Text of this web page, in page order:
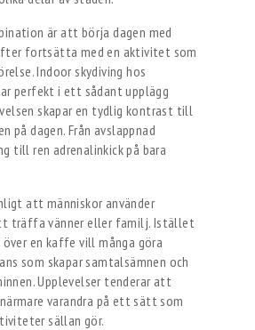
är att börja dagen med
fortsätta med en aktivitet som
Indoor skydiving hos
perfekt i ett sådant upplägg
skapar en tydlig kontrast till
på dagen. Från avslappnad
till ren adrenalinkick på bara
att människor använder
träffa vänner eller familj. Istället
en kaffe vill många göra
som skapar samtalsämnen och
Upplevelser tenderar att
varandra på ett sätt som
sällan gör.